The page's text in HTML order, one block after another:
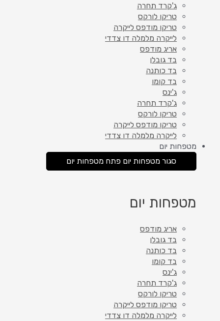
ג'קרד תחרה
טריקו לורקס
טריקו מודפס לייקרה
לייקרה מלמלה דו צדדי
אריג מודפס
בד גובלן
בד כותנה
בד קומו
ג'ינס
ג'קרד תחרה
טריקו לורקס
טריקו מודפס לייקרה
לייקרה מלמלה דו צדדי
מטפחות יום
סגור מטפחות יום פתח מטפחות יום
מטפחות יום
אריג מודפס
בד גובלן
בד כותנה
בד קומו
ג'ינס
ג'קרד תחרה
טריקו לורקס
טריקו מודפס לייקרה
לייקרה מלמלה דו צדדי